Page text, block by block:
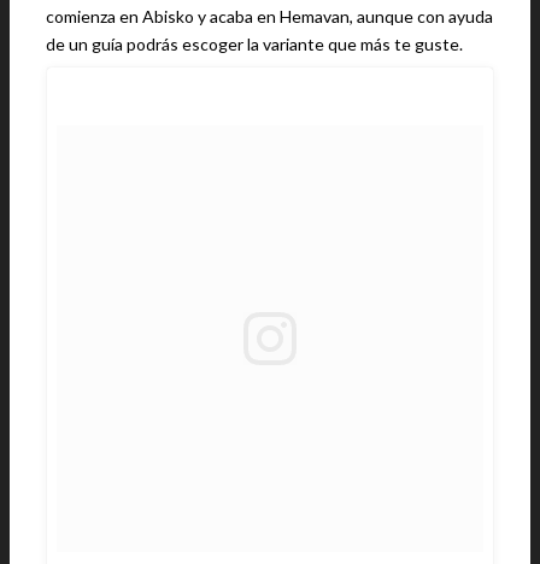
comienza en Abisko y acaba en Hemavan, aunque con ayuda
de un guía podrás escoger la variante que más te guste.